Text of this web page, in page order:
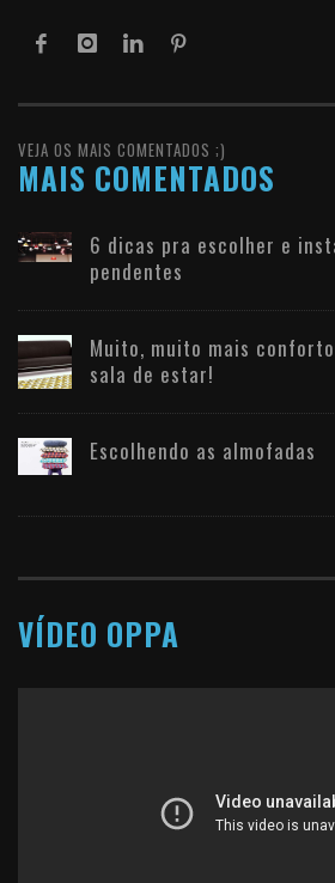
VEJA OS MAIS COMENTADOS ;)
MAIS COMENTADOS
6 dicas pra escolher e
pendentes
Muito, muito mais
sala de estar!
Escolhendo as almofadas
VÍDEO OPPA